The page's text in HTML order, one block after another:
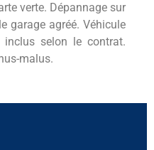
verte. Dépannage sur
garage agréé. Véhicule
inclus selon le contrat.
malus.